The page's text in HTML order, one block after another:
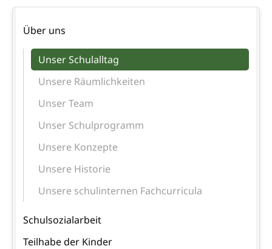
überspringen
Über uns
Unser Schulalltag
Unsere Räumlichkeiten
Unser Team
Unser Schulprogramm
Unsere Konzepte
Unsere Historie
Unsere schulinternen Fachcurricula
Schulsozialarbeit
Teilhabe der Kinder